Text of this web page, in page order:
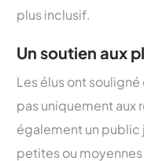
plus inclusif.
Un soutien aux
Les élus ont
pas uniquement aux
également un public
petites ou moyennes